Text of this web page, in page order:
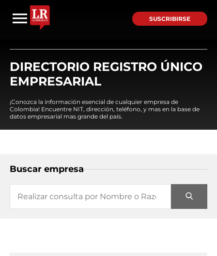
SUSCRIBIRSE
DIRECTORIO REGISTRO ÚNICO
EMPRESARIAL
¡Conozca la información esencial de cualquier empresa de
Colombia! Encuentre NIT, dirección, teléfono, y mas en la base de
datos empresarial mas grande del país.
Buscar empresa